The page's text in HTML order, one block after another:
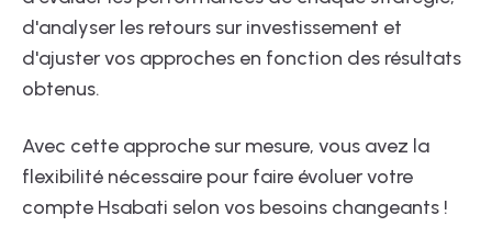
d'analyser les retours sur investissement et
d'ajuster vos approches en fonction des résultats
obtenus.
Avec cette approche sur mesure, vous avez la
flexibilité nécessaire pour faire évoluer votre
compte Hsabati selon vos besoins changeants !